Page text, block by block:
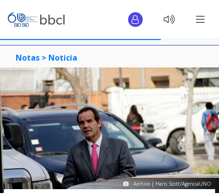
Notas > Noticia
Archivo | Hans Scott/AgenciaUNO